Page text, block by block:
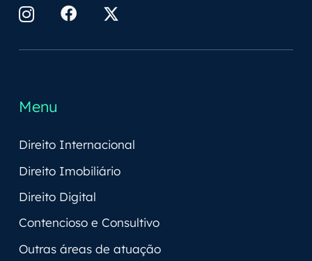
Menu
Direito Internacional
Direito Imobiliário
Direito Digital
Contencioso e Consultivo
Outras áreas de atuação